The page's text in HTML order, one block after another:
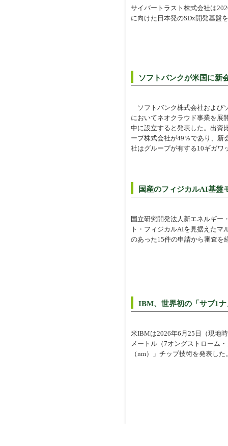
サイバートラスト株式会社は
に向けた日本発のSDx開発基盤
ソフトバンクが米国に新
ソフトバンク株式会社および
においてネオクラウド事業を展
中に設立すると発表した。出資
ープ株式会社が49％であり、新
社はグループが有する10ギガ
国産のフィジカルAI基盤
国立研究開発法人新エネルギー
ト・フィジカルAIを見据えたマ
のあった15件の申請から審査を
IBM、世界初の「サブ1
米IBMは2026年6月25日（現地
メートル（7オングストローム
（nm）」チップ技術を発表した